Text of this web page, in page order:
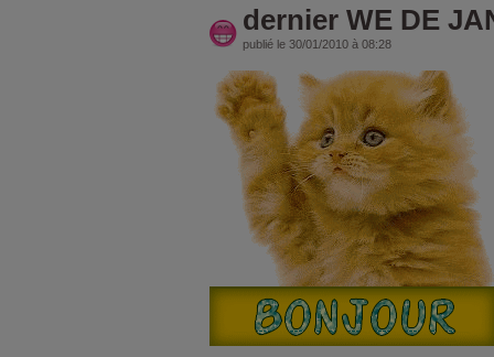
dernier WE DE
publié le 30/01/2010 à 08:28